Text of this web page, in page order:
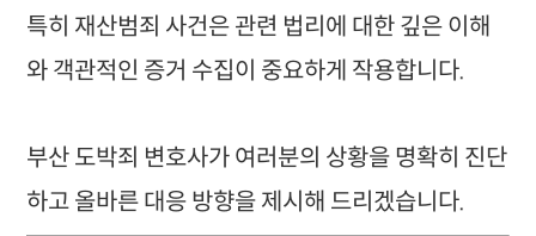
특히 재산범죄 사건은 관련 법리에 대한 깊은 이해
와 객관적인 증거 수집이 중요하게 작용합니다.
부산 도박죄 변호사가 여러분의 상황을 명확히 진단
하고 올바른 대응 방향을 제시해 드리겠습니다.